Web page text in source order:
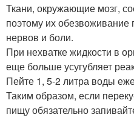
Ткани, окружающие мозг,
поэтому их
нервов и боли.
При нехватке жидкости в
еще больше усугубляет
Пейте 1, 5-2 литра воды
Таким образом, если
пищу обязательно